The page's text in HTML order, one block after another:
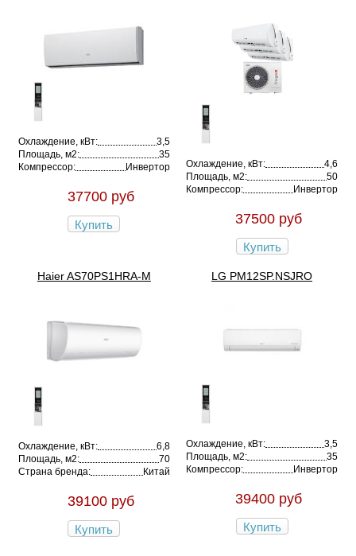
Охлаждение, кВт:
3,5
Площадь, м2:
35
Компрессор:
Инвертор
37700 руб
Купить
Охлаждение, кВт:
4,6
Площадь, м2:
50
Компрессор:
Инвертор
37500 руб
Купить
Haier AS70PS1HRA-M
Охлаждение, кВт:
6,8
Площадь, м2:
70
Страна бренда:
Китай
39100 руб
Купить
LG PM12SP.NSJRO
Охлаждение, кВт:
3,5
Площадь, м2:
35
Компрессор:
Инвертор
39400 руб
Купить